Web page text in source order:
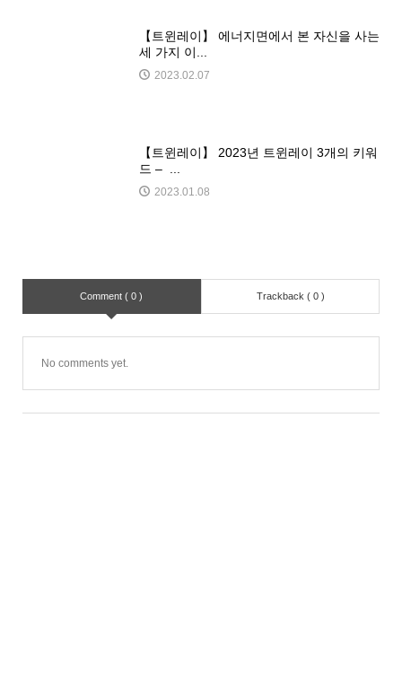
【트윈레이】 에너지면에서 본 자신을 사는
세 가지 이...
2023.02.07
【트윈레이】 2023년 트윈레이 3개의 키워
드 – ...
2023.01.08
Comment ( 0 ) Trackback ( 0 )
No comments yet.